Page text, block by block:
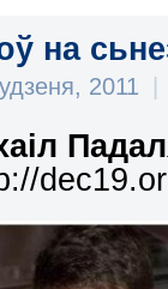
на
2011 |
іл П